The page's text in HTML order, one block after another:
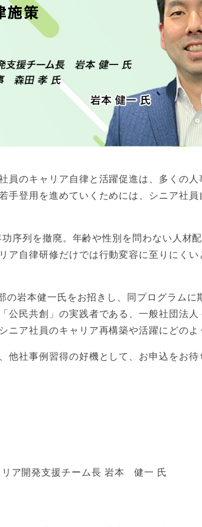
のキャリア自律と活躍促進は、多くの
手登用を進めていくためには、シニア社
序列を撤廃。年齢や性別を問わない人材
ア自律研修だけでは行動変容に至りにく
岩本健一氏をお招きし、同プログラム
公民共創」の実践者である、一般社団法
ア社員のキャリア再構築や活躍にどのよ
社事例習得の好機として、お申込をお待
ア開発支援チーム長 岩本 健一 氏